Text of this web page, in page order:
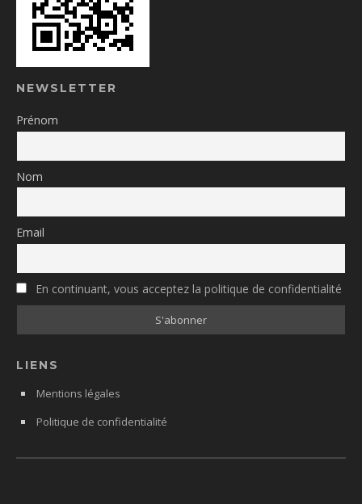
NEWSLETTER
Prénom
Nom
Email
En continuant, vous acceptez la politique de confidentialité
LIENS
Mentions légales
Politique de confidentialité